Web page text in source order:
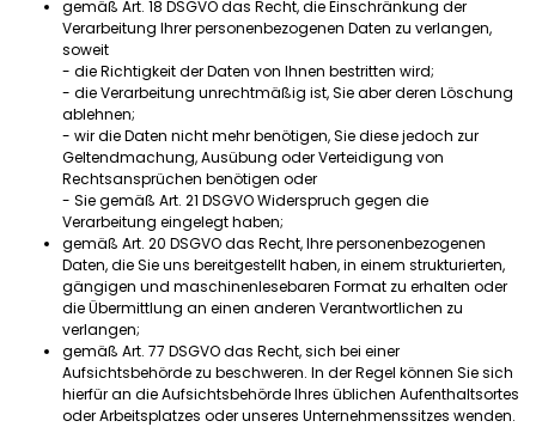
gemäß Art. 18 DSGVO das Recht, die Einschränkung der
Verarbeitung Ihrer personenbezogenen Daten zu verlangen,
soweit
- die Richtigkeit der Daten von Ihnen bestritten wird;
- die Verarbeitung unrechtmäßig ist, Sie aber deren Löschung
ablehnen;
- wir die Daten nicht mehr benötigen, Sie diese jedoch zur
Geltendmachung, Ausübung oder Verteidigung von
Rechtsansprüchen benötigen oder
- Sie gemäß Art. 21 DSGVO Widerspruch gegen die
Verarbeitung eingelegt haben;
gemäß Art. 20 DSGVO das Recht, Ihre personenbezogenen
Daten, die Sie uns bereitgestellt haben, in einem strukturierten,
gängigen und maschinenlesebaren Format zu erhalten oder
die Übermittlung an einen anderen Verantwortlichen zu
verlangen;
gemäß Art. 77 DSGVO das Recht, sich bei einer
Aufsichtsbehörde zu beschweren. In der Regel können Sie sich
hierfür an die Aufsichtsbehörde Ihres üblichen Aufenthaltsortes
oder Arbeitsplatzes oder unseres Unternehmenssitzes wenden.